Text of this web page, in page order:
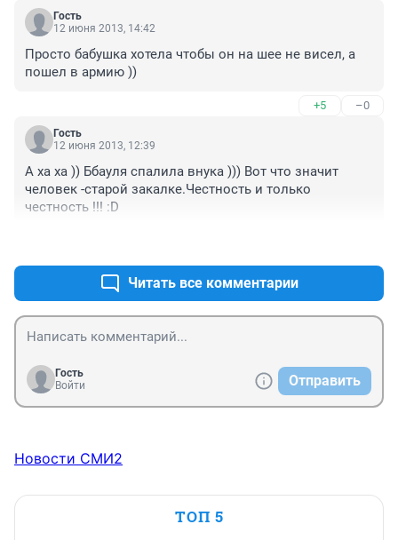
Гость
12 июня 2013, 14:42
Просто бабушка хотела чтобы он на шее не висел, а
пошел в армию ))
+5 –0
Гость
12 июня 2013, 12:39
А ха ха )) Ббауля спалила внука ))) Вот что значит
человек -старой закалке.Честность и только
честность !!! :D
Читать все комментарии
Гость
Войти
Отправить
Новости СМИ2
ТОП 5